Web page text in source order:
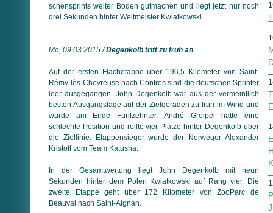
schen­sprints weiter Boden gut­machen und liegt jetzt nur noch
drei Sekunden hinter Welt­meister Kwiatkowski.
Mo, 09.03.2015 /Degenkolb tritt zu früh an
Auf der ersten Flachetappe über 196,5 Kilometer von Saint-
Rémy-lès-Chevreuse nach Contres sind die deutschen Sprinter
leer ausgegangen. John Degenkolb war aus der vermeintlich
besten Ausgangslage auf der Zielgeraden zu früh im Wind und
wurde am Ende Fünfzehnter. André Greipel hatte eine
schlechte Position und rollte vier Plätze hinter Degenkolb über
die Ziellinie. Etappensieger wurde der Norweger Alexander
Kristoff vom Team Katusha.
In der Gesamtwertung liegt John Degenkolb mit neun
Sekunden hinter dem Polen Kwiatkowski auf Rang vier. Die
zweite Etappe geht über 172 Kilometer von ZooParc de
Beauval nach Saint-Aignan.